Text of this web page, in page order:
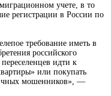
миграционном учете, в то
регистрации в России по
требование иметь в
российского
идти к
или покупать
мошенников», —